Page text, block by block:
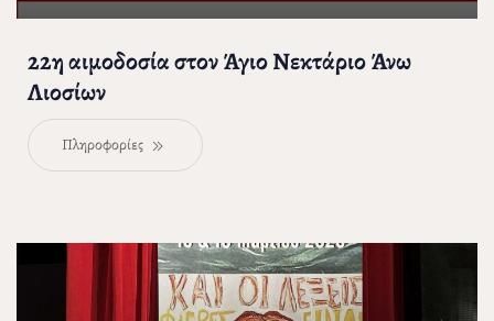
22η αιμοδοσία στον Άγιο Νεκτάριο Άνω
Λιοσίων
Πληροφορίες